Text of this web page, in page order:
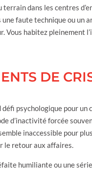
terrain dans les centres
faute technique ou un
Vous habitez pleinement
DE
psychologique pour
d’inactivité forcée
inaccessible pour
le retour aux affaires.
humiliante ou une